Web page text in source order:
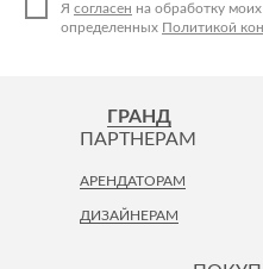
Я согласен на обработку
определенных Политикой
ГРАНД
ПАРТНЕРАМ
АРЕНДАТОРАМ
ДИЗАЙНЕРАМ